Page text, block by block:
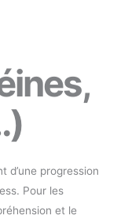
d’une progression
Pour les
et le